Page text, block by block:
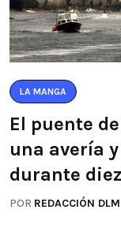
LA MANGA
El puente
una avería
durante
POR REDACCIÓN DLM